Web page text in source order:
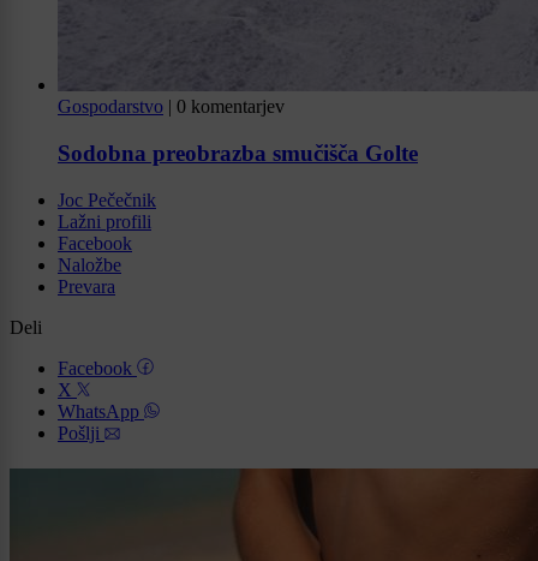
Gospodarstvo | 0 komentarjev
Sodobna preobrazba smučišča Golte
Joc Pečečnik
Lažni profili
Facebook
Naložbe
Prevara
Deli
Facebook
X
WhatsApp
Pošlji